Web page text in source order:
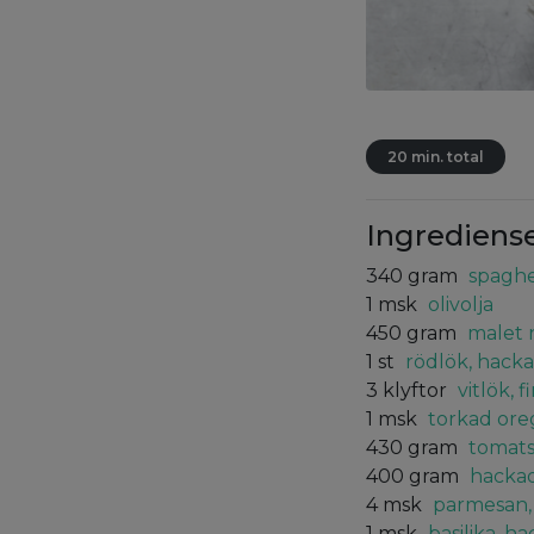
20 min. total
340 gram
1 msk olivolja
450 gram
malet
1 st
rödlök,
3 klyftor vitlök,
1 msk torkad
430 gram
400 gram
4 msk parmesan,